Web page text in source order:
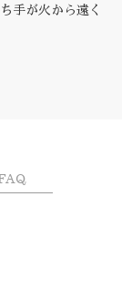
手が火から遠く